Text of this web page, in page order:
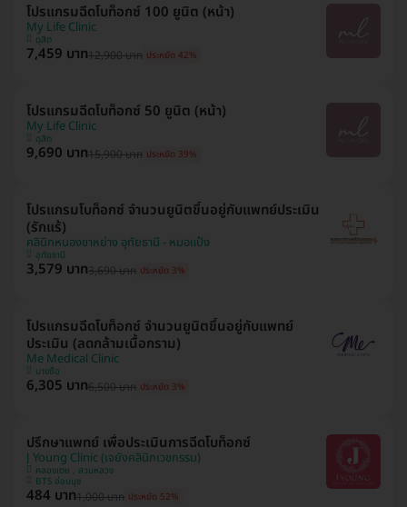
โปรแกรมฉีดโบท็อกซ์ 100 ยูนิต (หน้า)
My Life Clinic
ดุสิต
7,459 บาท12,900 บาท ประหยัด 42%
โปรแกรมฉีดโบท็อกซ์ 50 ยูนิต (หน้า)
My Life Clinic
ดุสิต
9,690 บาท15,900 บาท ประหยัด 39%
โปรแกรมโบท็อกซ์ จำนวนยูนิตขึ้นอยู่กับแพทย์ประเมิน
(รักแร้)
คลินิกหนองขาหย่าง อุทัยธานี - หมอแป้ง
อุทัยธานี
3,579 บาท3,690 บาท ประหยัด 3%
โปรแกรมฉีดโบท็อกซ์ จำนวนยูนิตขึ้นอยู่กับแพทย์
ประเมิน (ลดกล้ามเนื้อกราม)
Me Medical Clinic
บางซื่อ
6,305 บาท6,500 บาท ประหยัด 3%
ปรึกษาแพทย์ เพื่อประเมินการฉีดโบท็อกซ์
J Young Clinic (เจยังคลินิกเวชกรรม)
คลองเตย , สวนหลวง
BTS อ่อนนุช
484 บาท1,000 บาท ประหยัด 52%